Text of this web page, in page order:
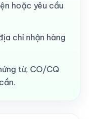
hoặc yêu cầu
chỉ nhận hàng
từ, CO/CQ